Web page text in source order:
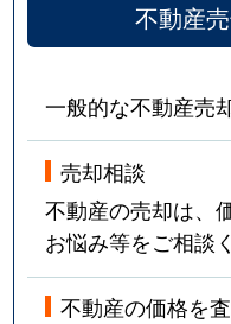
不動産
一般的な不動産売
売却相談
不動産の売却は、
お悩み等をご相談
不動産の価格を